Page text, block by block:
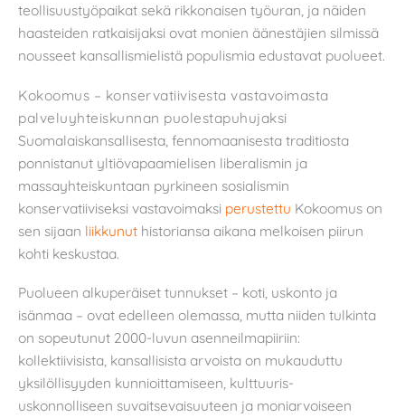
teollisuustyöpaikat sekä rikkonaisen työuran, ja näiden
haasteiden ratkaisijaksi ovat monien äänestäjien silmissä
nousseet kansallismielistä populismia edustavat puolueet.
Kokoomus – konservatiivisesta vastavoimasta
palveluyhteiskunnan puolestapuhujaksi
Suomalaiskansallisesta, fennomaanisesta traditiosta
ponnistanut yltiövapaamielisen liberalismin ja
massayhteiskuntaan pyrkineen sosialismin
konservatiiviseksi vastavoimaksi perustettu Kokoomus on
sen sijaan liikkunut historiansa aikana melkoisen piirun
kohti keskustaa.
Puolueen alkuperäiset tunnukset – koti, uskonto ja
isänmaa – ovat edelleen olemassa, mutta niiden tulkinta
on sopeutunut 2000-luvun asenneilmapiiriin:
kollektiivisista, kansallisista arvoista on mukauduttu
yksilöllisyyden kunnioittamiseen, kulttuuris-
uskonnolliseen suvaitsevaisuuteen ja moniarvoiseen